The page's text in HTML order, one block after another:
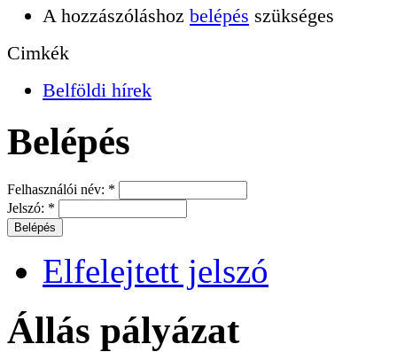
A hozzászóláshoz belépés szükséges
Cimkék
Belföldi hírek
Belépés
Felhasználói név: *
Jelszó: *
Elfelejtett jelszó
Állás pályázat